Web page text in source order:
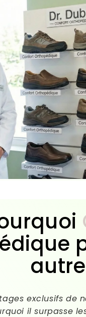
exclusifs de
il surpasse